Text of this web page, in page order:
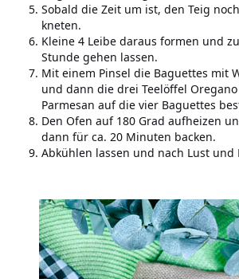
Sobald die Zeit um ist, den Teig
kneten.
Kleine 4 Leibe daraus formen und
Stunde gehen lassen.
Mit einem Pinsel die Baguettes mit
und dann die drei Teelöffel
Parmesan auf die vier Baguettes
Den Ofen auf 180 Grad aufheizen
dann für ca. 20 Minuten backen.
Abkühlen lassen und nach Lust und